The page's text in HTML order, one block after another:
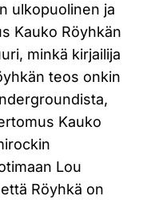
ulkopuolinen ja
Kauko Röyhkän
minkä kirjailija
teos onkin
Kauko
Lou
Röyhkä on